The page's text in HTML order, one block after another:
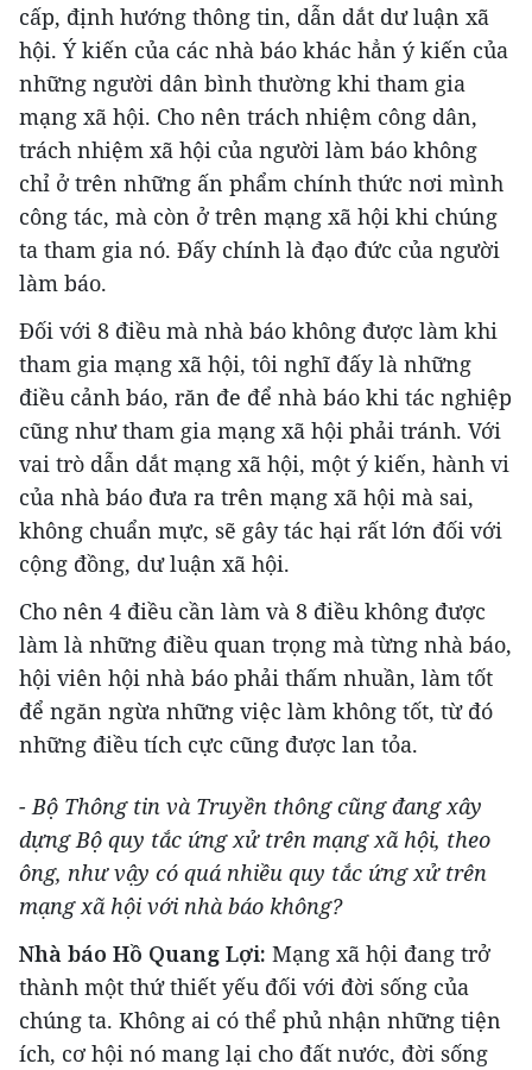
cấp, định hướng thông tin, dẫn dắt dư luận xã
hội. Ý kiến của các nhà báo khác hẳn ý kiến của
những người dân bình thường khi tham gia
mạng xã hội. Cho nên trách nhiệm công dân,
trách nhiệm xã hội của người làm báo không
chỉ ở trên những ấn phẩm chính thức nơi mình
công tác, mà còn ở trên mạng xã hội khi chúng
ta tham gia nó. Đấy chính là đạo đức của người
làm báo.
Đối với 8 điều mà nhà báo không được làm khi
tham gia mạng xã hội, tôi nghĩ đấy là những
điều cảnh báo, răn đe để nhà báo khi tác nghiệp
cũng như tham gia mạng xã hội phải tránh. Với
vai trò dẫn dắt mạng xã hội, một ý kiến, hành vi
của nhà báo đưa ra trên mạng xã hội mà sai,
không chuẩn mực, sẽ gây tác hại rất lớn đối với
cộng đồng, dư luận xã hội.
Cho nên 4 điều cần làm và 8 điều không được
làm là những điều quan trọng mà từng nhà báo,
hội viên hội nhà báo phải thấm nhuần, làm tốt
để ngăn ngừa những việc làm không tốt, từ đó
những điều tích cực cũng được lan tỏa.
- Bộ Thông tin và Truyền thông cũng đang xây
dựng Bộ quy tắc ứng xử trên mạng xã hội, theo
ông, như vậy có quá nhiều quy tắc ứng xử trên
mạng xã hội với nhà báo không?
Nhà báo Hồ Quang Lợi: Mạng xã hội đang trở
thành một thứ thiết yếu đối với đời sống của
chúng ta. Không ai có thể phủ nhận những tiện
ích, cơ hội nó mang lại cho đất nước, đời sống